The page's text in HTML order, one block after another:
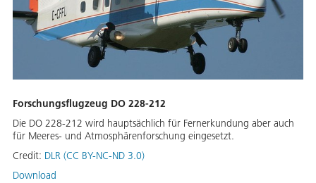
Forschungsflugzeug DO 228-212
Die DO 228-212 wird hauptsächlich für Fernerkundung aber auch
für Meeres- und Atmosphärenforschung eingesetzt.
Credit: DLR (CC BY-NC-ND 3.0)
Download